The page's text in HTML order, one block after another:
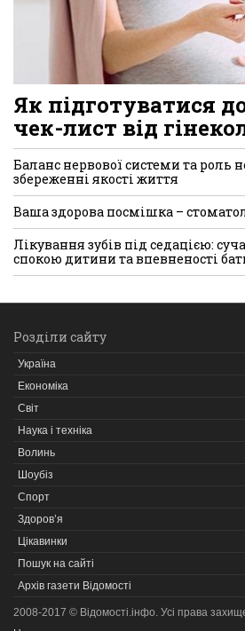
Як підготуватися
чек-лист від
Баланс нервової системи та роль
збереженні якості життя
Ваша здорова посмішка –
Лікування зубів під седацією:
спокою дитини та впевненості
Розділи сайту
Україна
Економіка
Світ
Наука і техніка
Волинь
Шоубіз
Спорт
Здоров’я
Цікавинки
Пошук на сайті
Архів газети Відомості
2008-2017 © Відомості.інфо. Усі права